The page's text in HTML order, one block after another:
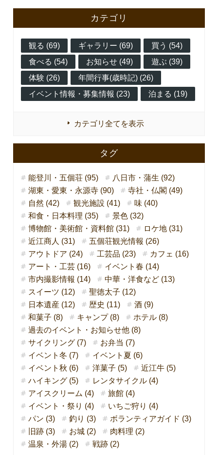
カテゴリ
観る (69) ギャラリー (69)
買う (54)
食べる (54)
お知らせ (49)
遊ぶ (39)
体験 (26)
年間行事(歳時記) (26)
イベント情報・募集情報 (23)
泊まる (19)
カテゴリ全てを表示
タグ
能登川・五個荘 (95)
八日市・蒲生 (92)
湖東・愛東・永源寺 (90)
寺社・仏閣 (49)
自然 (42)
観光施設 (41)
味 (40)
和食・日本料理 (35)
景色 (32)
博物館・美術館・資料館 (31)
ロケ地 (31)
近江商人 (31)
五個荘観光情報 (26)
アウトドア (24)
工芸品 (23)
カフェ (16)
アート・工芸 (16)
イベント春 (14)
市内撮影情報 (14)
中華・洋食など (13)
スイーツ (12)
聖徳太子 (12)
日本遺産 (12)
歴史 (11)
酒 (9)
和菓子 (8)
キャンプ (8)
ホテル (8)
過去のイベント・お知らせ他 (8)
サイクリング (7)
お弁当 (7)
イベント冬 (7)
イベント夏 (6)
イベント秋 (6)
洋菓子 (5)
近江牛 (5)
ハイキング (5)
レンタサイクル (4)
アイスクリーム (4)
旅館 (4)
イベント・祭り (4)
いちご狩り (4)
パン (3)
釣り (3)
ボランティアガイド (3)
旧跡 (3)
お城 (2)
肉料理 (2)
温泉・外湯 (2)
戦跡 (2)